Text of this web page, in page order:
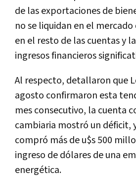
de las exportaciones de
no se liquidan en el
en el resto de las cuentas y
ingresos financieros
Al respecto, detallaron que
agosto confirmaron esta
mes consecutivo, la cuenta
cambiaria mostró un déficit,
compró más de u$s 500
ingreso de dólares de una
energética.